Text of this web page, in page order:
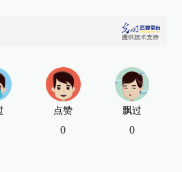
点赞
0
飘过
0